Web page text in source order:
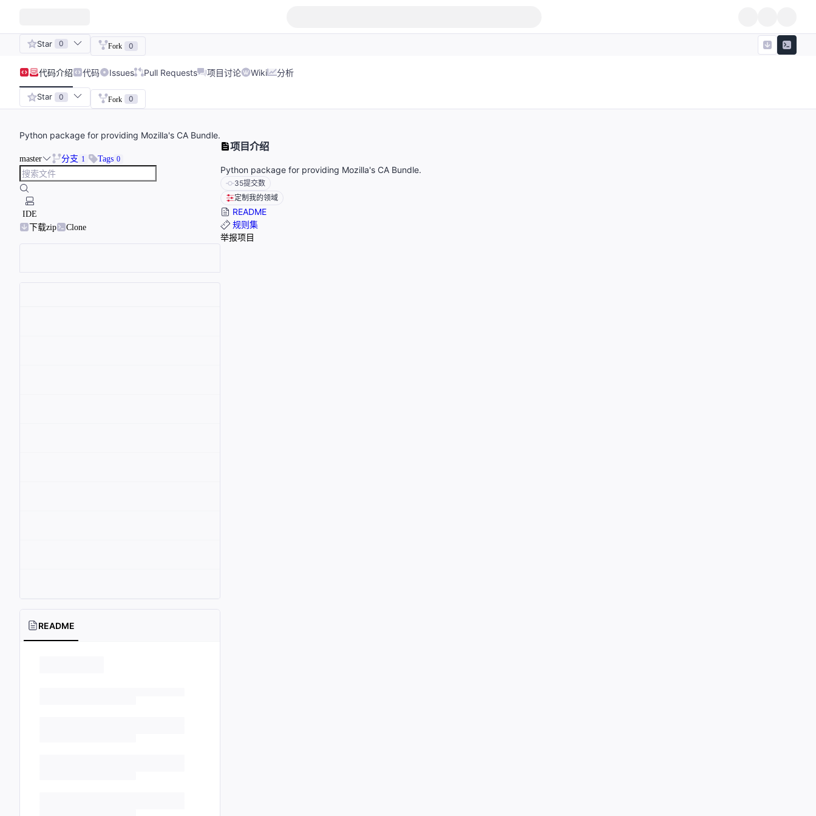
Star 0 Fork 0
代码介绍 代码 Issues Pull Requests 项目讨论 Wiki 分析
Star 0 Fork 0
Python package for providing Mozilla's CA Bundle.
master 分支 1 Tags 0
IDE
下载zip
Clone
README
项目介绍
Python package for providing Mozilla's CA Bundle.
35提交数
定制我的领域
README
规则集
举报项目